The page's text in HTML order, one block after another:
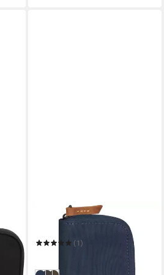
FJÄLLRÄVEN
Geldbörse Accessoires
(1)
in 2-3 Werktagen bei dir